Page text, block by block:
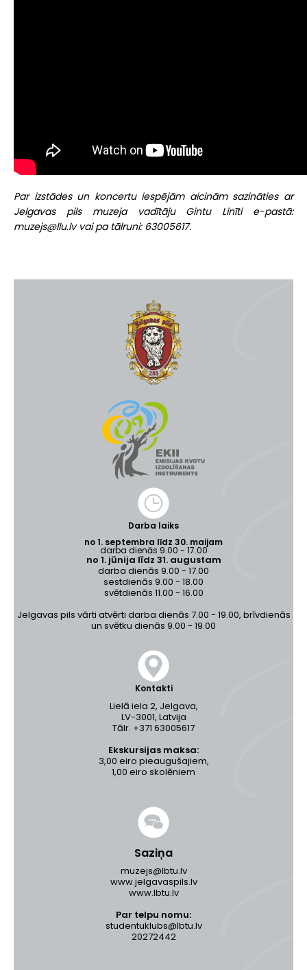
Par izstādes un koncertu iespējām aicinām sazināties ar
Jelgavas pils muzeja vadītāju Gintu Linīti e-pastā:
muzejs@llu.lv vai pa tālruni: 63005617.
Darba laiks
no 1. septembra līdz 30. maijam
darba dienās 9.00 - 17.00
no 1. jūnija līdz 31. augustam
darba dienās 9.00 - 17.00
sestdienās 9.00 - 18.00
svētdienās 11.00 - 16.00
Jelgavas pils vārti atvērti darba dienās 7.00 - 19.00, brīvdienās
un svētku dienās 9.00 - 19.00
Kontakti
Lielā iela 2, Jelgava,
LV-3001, Latvija
Tālr. +371 63005617
Ekskursijas maksa:
3,00 eiro pieaugušajiem,
1,00 eiro skolēniem
Saziņa
muzejs@lbtu.lv
www.jelgavaspils.lv
www.lbtu.lv
Par telpu nomu:
studentuklubs@lbtu.lv
20272442